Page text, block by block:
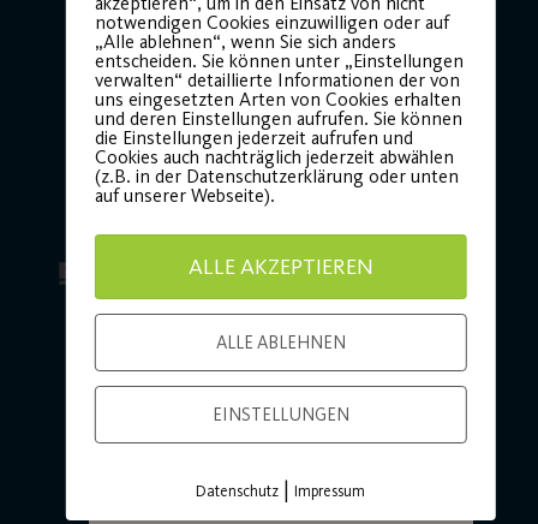
Hauptsponsor Generalausrüster
Premium Partner:
notwendigen Cookies einzuwilligen oder auf
„Alle ablehnen“, wenn Sie sich anders
entscheiden. Sie können unter „Einstellungen
verwalten“ detaillierte Informationen der von
uns eingesetzten Arten von Cookies erhalten
und deren Einstellungen aufrufen. Sie können
die Einstellungen jederzeit aufrufen und
Cookies auch nachträglich jederzeit abwählen
(z.B. in der Datenschutzerklärung oder unten
auf unserer Webseite).
ALLE AKZEPTIEREN
ALLE ABLEHNEN
EINSTELLUNGEN
Datenschutz |Impressum
unsere
Jubiläumsfeier!
Sei am am21. November
2026dabei und feiere
Vereinsgeschichte!
JETZT TICKET
SICHERN